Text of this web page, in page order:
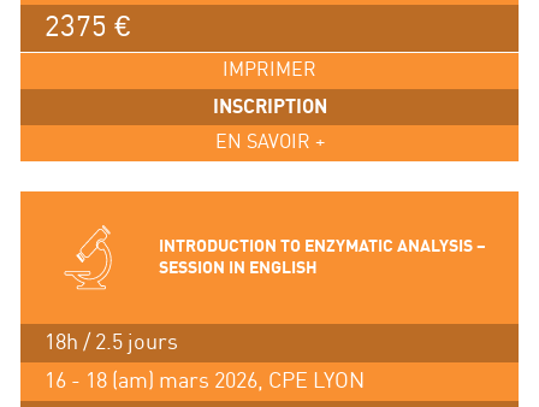
2375 €
IMPRIMER
INSCRIPTION
EN SAVOIR +
INTRODUCTION TO ENZYMATIC ANALYSIS –
SESSION IN ENGLISH
18h / 2.5 jours
16 - 18 (am) mars 2026, CPE LYON